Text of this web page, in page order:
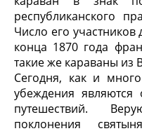
республиканского
Число его участников
конца 1870 года
такие же караваны
Сегодня, как и
убеждения
путешествий.
поклонения